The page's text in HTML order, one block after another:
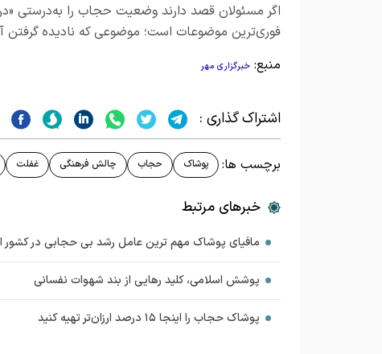
اگر مسئولان قصد دارند وضعیت حجاب را به‌درستی
فوری‌ترین موضوعات است؛ موضوعی که نادیده گرفتن
منبع: خبرگزاری مهر
اشتراک گذاری :
برچسب ها: پوشاک حجاب چالش فرهنگی غفلت
خبرهای مرتبط
مافیای پوشاک مهم ترین عامل رشد بی حجابی در
پوشش اسلامی، کلید رهایی از بند شهوات نفسانی
پوشاک حجاب را اینجا ۱۵ درصد ارزان‌تر تهیه کنید